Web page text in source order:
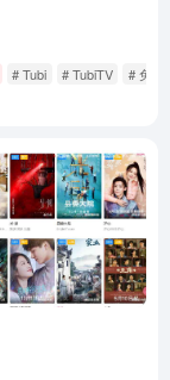
# Tubi # TubiTV # 免费